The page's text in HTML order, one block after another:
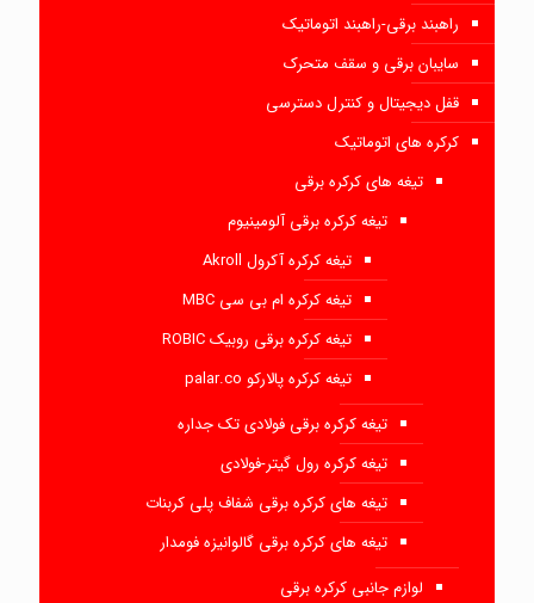
راهبند برقی-راهبند اتوماتیک
سایبان برقی و سقف متحرک
قفل دیجیتال و کنترل دسترسی
کرکره های اتوماتیک
تیغه های کرکره برقی
تیغه کرکره برقی آلومینیوم
تیغه کرکره آکرول Akroll
تیغه کرکره ام بی سی MBC
تیغه کرکره برقی روبیک ROBIC
تیغه کرکره پالارکو palar.co
تیغه کرکره برقی فولادی تک جداره
تیغه کرکره رول گیتر-فولادی
تیغه های کرکره برقی شفاف پلی کربنات
تیغه های کرکره برقی گالوانیزه فومدار
لوازم جانبی کرکره برقی